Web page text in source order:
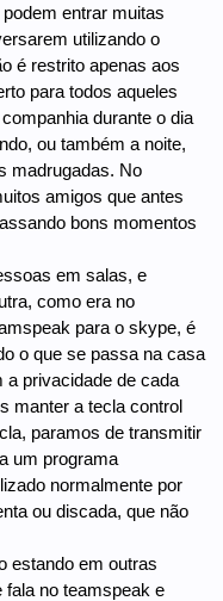
entrar muitas
utilizando o
é restrito apenas aos
para todos aqueles
durante o dia
ou também a noite,
madrugadas. No
amigos que antes
bons momentos
em salas, e
como era no
para o skype, é
o que se passa na casa
privacidade de cada
manter a tecla control
paramos de transmitir
um programa
normalmente por
ou discada, que não
estando em outras
fala no teamspeak e